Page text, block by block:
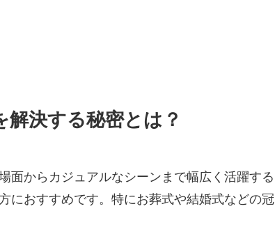
決する秘密とは？
面からカジュアルなシーンまで幅広く活躍する
におすすめです。特にお葬式や結婚式などの冠